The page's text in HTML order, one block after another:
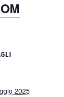
2025